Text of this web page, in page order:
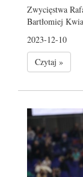
Zwycięstwa
Bartłomiej
2023-12-10
Czytaj »